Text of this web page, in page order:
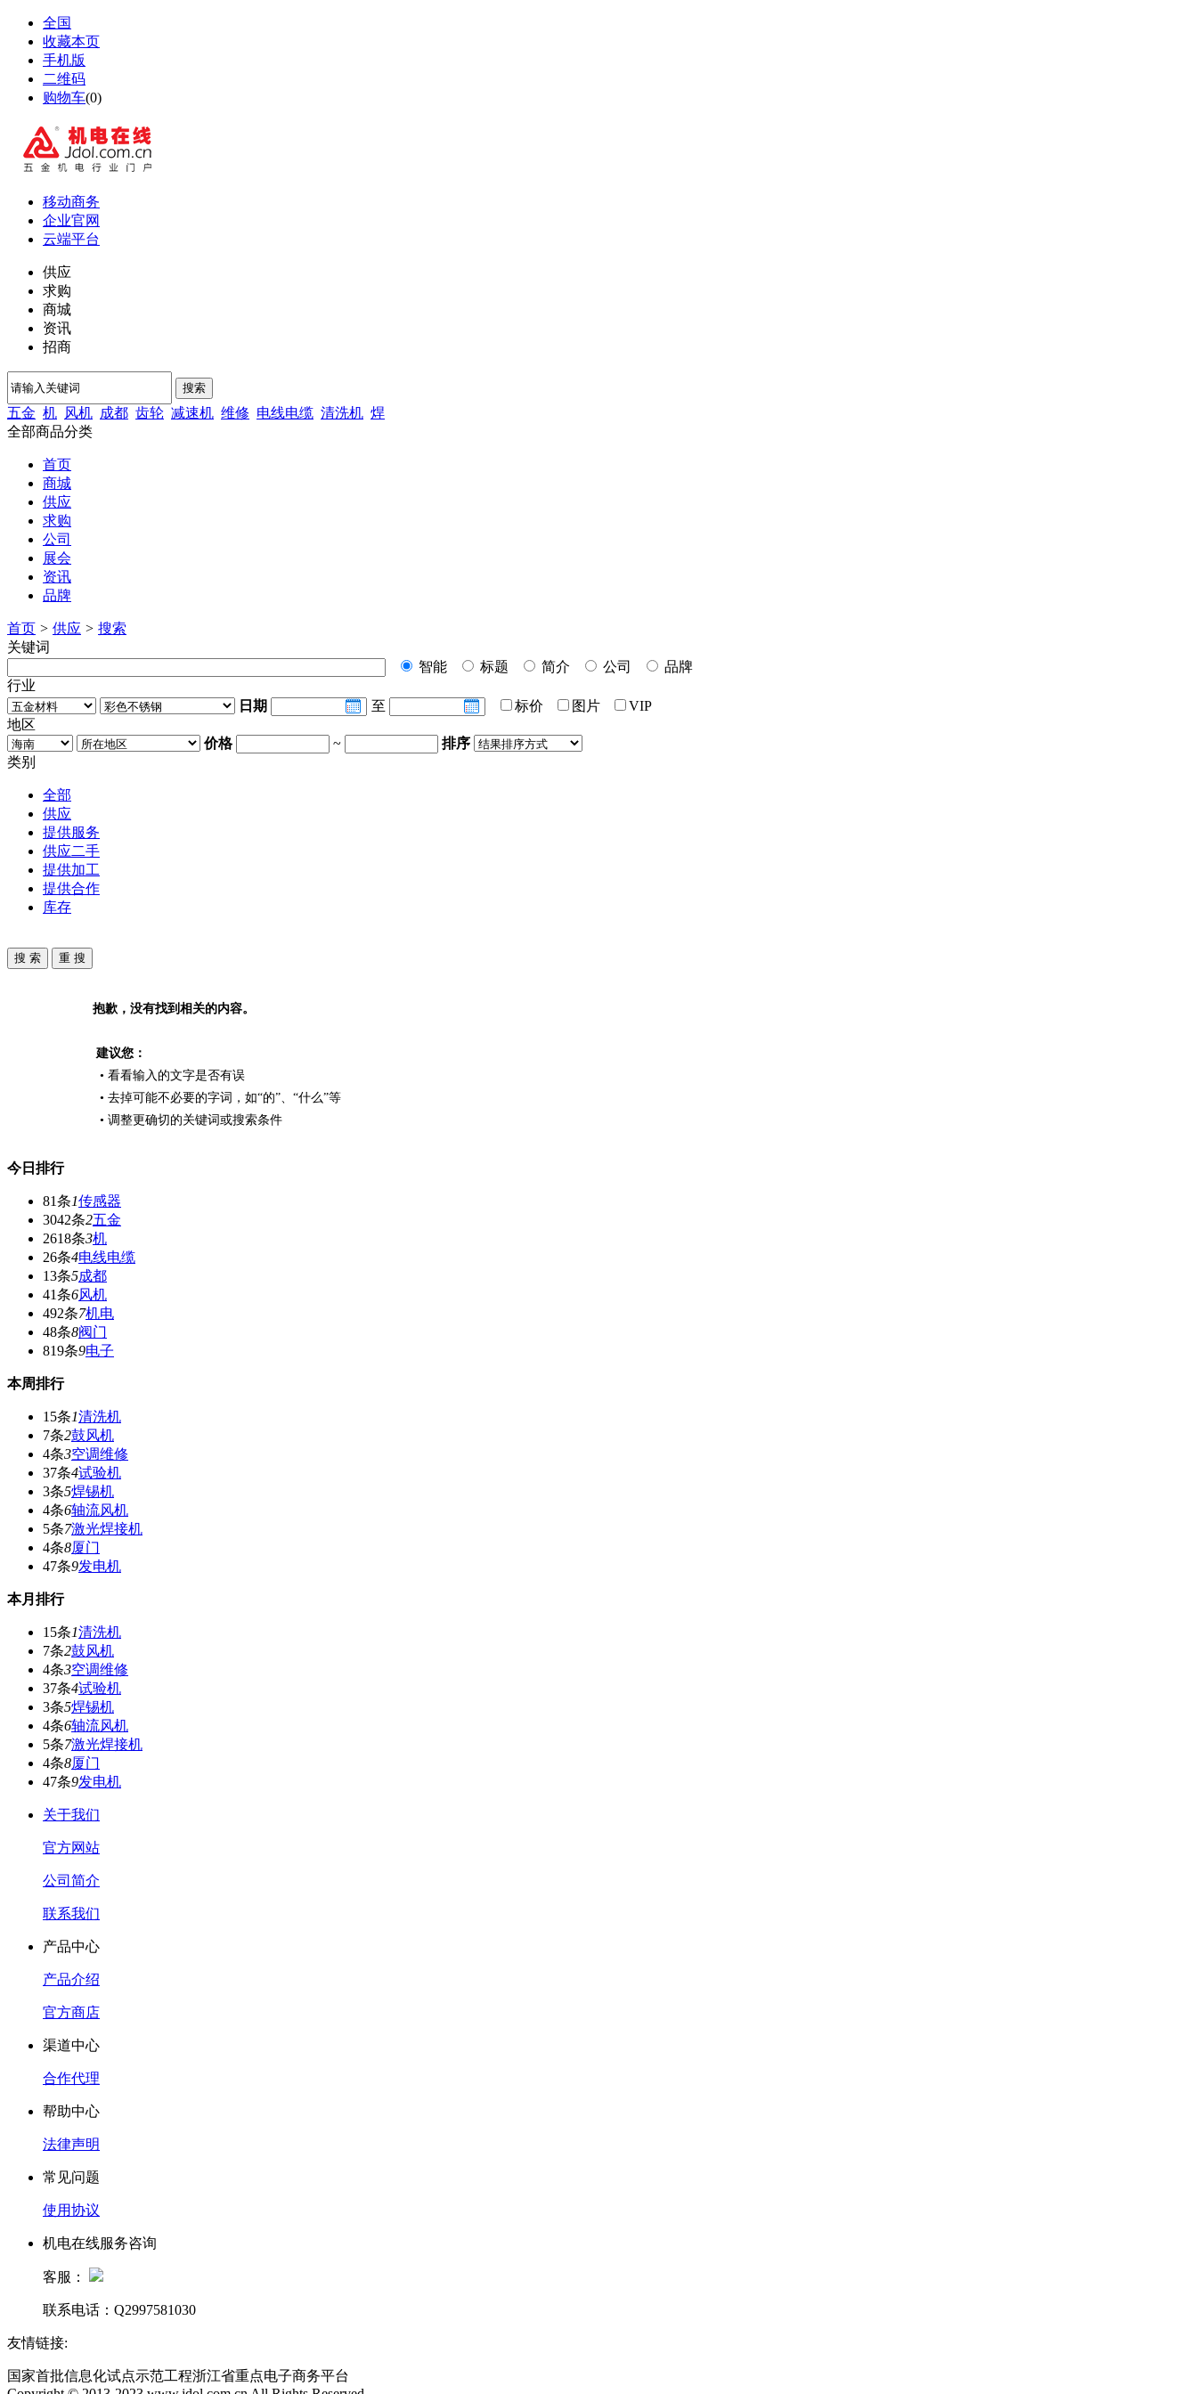
全国
收藏本页
手机版
二维码
购物车(0)
移动商务
企业官网
云端平台
供应
求购
商城
资讯
招商
搜索
五金 机 风机 成都 齿轮 减速机 维修 电线电缆 清洗机 焊
全部商品分类
首页
商城
供应
求购
公司
展会
资讯
品牌
首页 > 供应 > 搜索
关键词
智能
标题 简介 公司
品牌
行业
日期
至 标价 图片
VIP
地区
价格
~
排序
类别
全部
供应
提供服务
供应二手
提供加工
提供合作
库存
抱歉，没有找到相关的内容。
建议您：
• 看看输入的文字是否有误
• 去掉可能不必要的字词，如“的”、“什么”等
• 调整更确切的关键词或搜索条件
今日排行
81条1传感器
3042条2五金
2618条3机
26条4电线电缆
13条5成都
41条6风机
492条7机电
48条8阀门
819条9电子
本周排行
15条1清洗机
7条2鼓风机
4条3空调维修
37条4试验机
3条5焊锡机
4条6轴流风机
5条7激光焊接机
4条8厦门
47条9发电机
本月排行
15条1清洗机
7条2鼓风机
4条3空调维修
37条4试验机
3条5焊锡机
4条6轴流风机
5条7激光焊接机
4条8厦门
47条9发电机
关于我们
官方网站
公司简介
联系我们
产品中心
产品介绍
官方商店
渠道中心
合作代理
帮助中心
法律声明
常见问题
使用协议
机电在线服务咨询
客服：
联系电话：Q2997581030
友情链接:
国家首批信息化试点示范工程浙江省重点电子商务平台